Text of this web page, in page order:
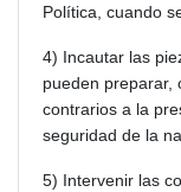
Política, cuando
4) Incautar las
pueden preparar,
contrarios a la
seguridad de la
5) Intervenir las